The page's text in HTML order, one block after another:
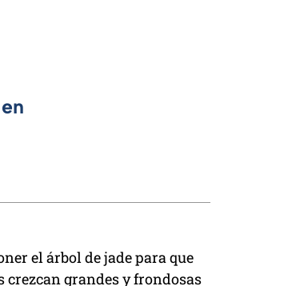
el árbol de jade para que
crezcan grandes y frondosas